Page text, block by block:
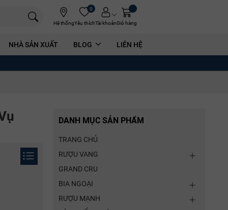
Hệ thống
0
Yêu thíchTài khoảnGiỏ hàng
NHÀ SẢN XUẤT BLOG LIÊN HỆ
DANH MỤC SẢN PHẨM
TRANG CHỦ
RƯỢU VANG
GRAND CRU
BIA NGOẠI
RƯỢU MẠNH